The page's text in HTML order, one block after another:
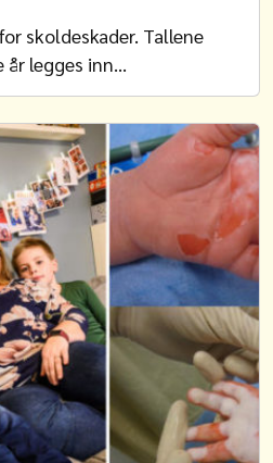
skoldeskader. Tallene
år legges inn…